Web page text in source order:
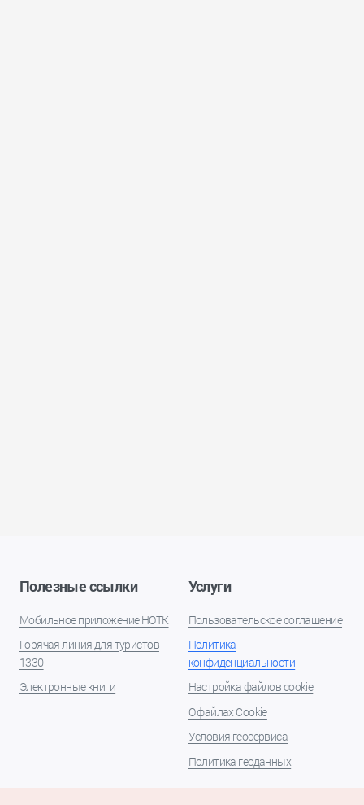
Полезные ссылки
Мобильное приложение НОТК
Горячая линия для туристов
1330
Электронные книги
Услуги
Пользовательское соглашение
Политика
конфиденциальности
Настройка файлов cookie
О файлах Cookie
Условия геосервиса
Политика геоданных